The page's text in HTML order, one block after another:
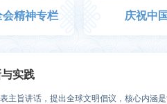
精神专栏 庆祝中
实践
主旨讲话，提出全球文明倡议，核心内涵